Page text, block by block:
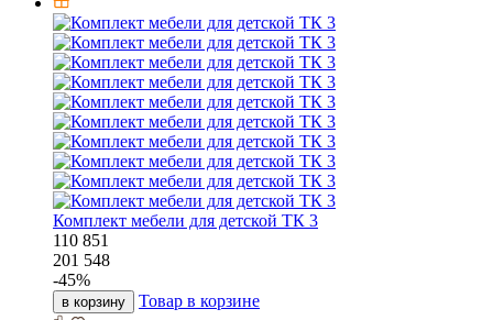
Комплект мебели для детской ТК 3
110 851
201 548
-45%
в корзину Товар в корзине